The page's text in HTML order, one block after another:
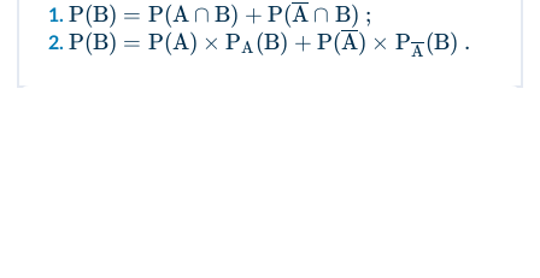
1. P(B) = P(A ∩ B) + P(A ∩ B) ;
2. P(B) = P(A) × PA(B) + P(A) × PA(B) .